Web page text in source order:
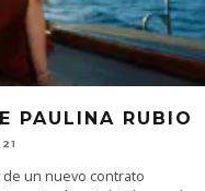
PAULINA RUBIO
un nuevo contrato